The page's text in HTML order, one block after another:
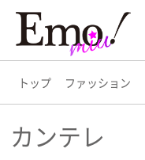
トップ ファッション
トップ
カンテレ